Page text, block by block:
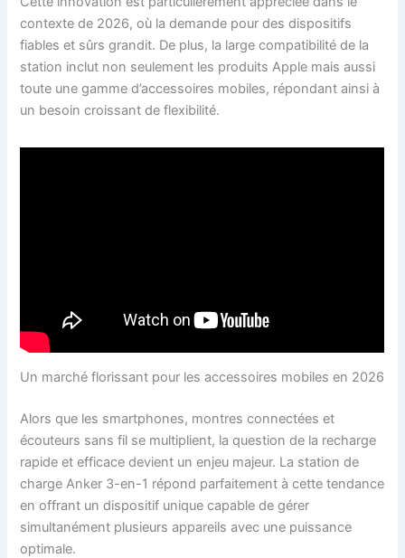
contexte de 2026, où la demande pour des dispositifs
fiables et sûrs grandit. De plus, la large compatibilité de la
station inclut non seulement les produits Apple mais aussi
toute une gamme d’accessoires mobiles, répondant ainsi à
un besoin croissant de flexibilité.
Un marché florissant pour les accessoires mobiles en 2026
Alors que les smartphones, montres connectées et
écouteurs sans fil se multiplient, la question de la recharge
rapide et efficace devient un enjeu majeur. La station de
charge Anker 3-en-1 répond parfaitement à cette tendance
en offrant un dispositif unique capable de gérer
simultanément plusieurs appareils avec une puissance
optimale.